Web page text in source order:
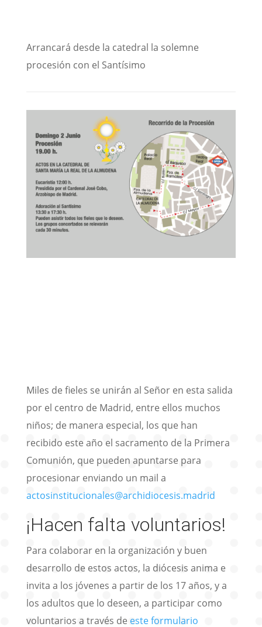
Arrancará desde la catedral la solemne
procesión con el Santísimo
Miles de fieles se unirán al Señor en esta salida
por el centro de Madrid, entre ellos muchos
niños; de manera especial, los que han
recibido este año el sacramento de la Primera
Comunión, que pueden apuntarse para
procesionar enviando un mail a
actosinstitucionales@archidiocesis.madrid
¡Hacen falta voluntarios!
Para colaborar en la organización y buen
desarrollo de estos actos, la diócesis anima e
invita a los jóvenes a partir de los 17 años, y a
los adultos que lo deseen, a participar como
voluntarios a través de este formulario